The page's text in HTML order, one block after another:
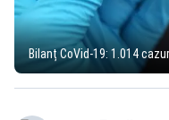
Bilanț CoVid-19: 1.014